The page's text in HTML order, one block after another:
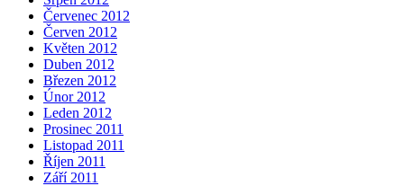
Červenec 2012
Červen 2012
Květen 2012
Duben 2012
Březen 2012
Únor 2012
Leden 2012
Prosinec 2011
Listopad 2011
Říjen 2011
Září 2011